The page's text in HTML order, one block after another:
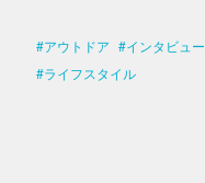
アウトドア インタビュー
ライフスタイル